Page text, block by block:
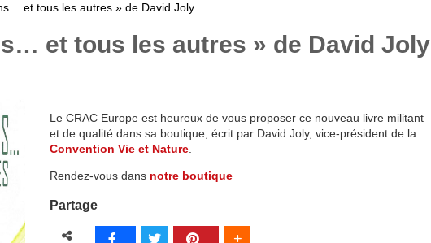
et tous les autres » de David Joly
et tous les autres » de David Joly
Le CRAC Europe est heureux de vous proposer ce nouveau livre militant
et de qualité dans sa boutique, écrit par David Joly, vice-président de la
Convention Vie et Nature
Rendez-vous dans notre boutique
Partage